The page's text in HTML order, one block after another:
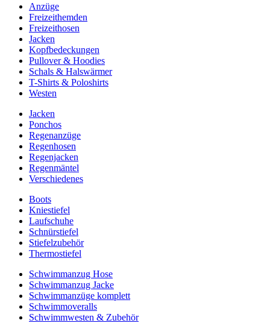
Anzüge
Freizeithemden
Freizeithosen
Jacken
Kopfbedeckungen
Pullover & Hoodies
Schals & Halswärmer
T-Shirts & Poloshirts
Westen
Jacken
Ponchos
Regenanzüge
Regenhosen
Regenjacken
Regenmäntel
Verschiedenes
Boots
Kniestiefel
Laufschuhe
Schnürstiefel
Stiefelzubehör
Thermostiefel
Schwimmanzug Hose
Schwimmanzug Jacke
Schwimmanzüge komplett
Schwimmoveralls
Schwimmwesten & Zubehör